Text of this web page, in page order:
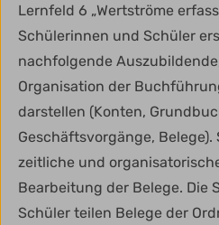
Lernfeld 6 „Wertströme
Schülerinnen und Schüler
nachfolgende
Organisation der
darstellen (Konten,
Geschäftsvorgänge,
zeitliche und
Bearbeitung der Belege. Die
Schüler teilen Belege der